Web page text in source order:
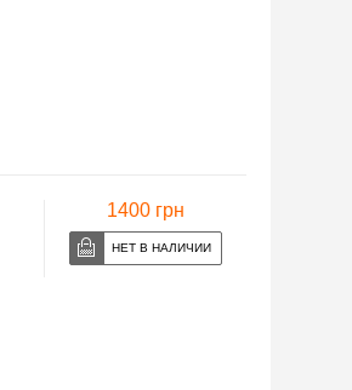
1400 грн